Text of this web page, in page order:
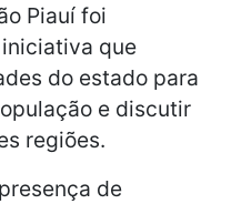
Piauí foi
que
do estado para
e discutir
regiões.
de